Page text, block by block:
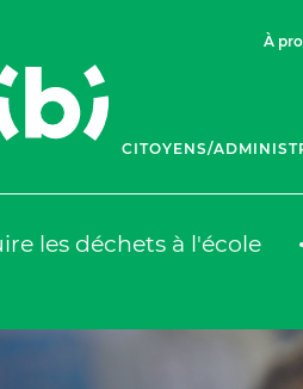
À
CITOYENS/
les déchets à l'école